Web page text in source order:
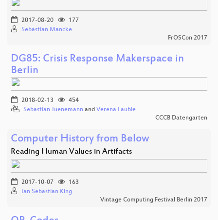
2017-08-20
177
Sebastian Mancke
FrOSCon 2017
DG85: Crisis Response Makerspace in
Berlin
2018-02-13
454
Sebastian Juenemann and Verena Lauble
CCCB Datengarten
Computer History from Below
Reading Human Values in Artifacts
2017-10-07
163
Ian Sebastian King
Vintage Computing Festival Berlin 2017